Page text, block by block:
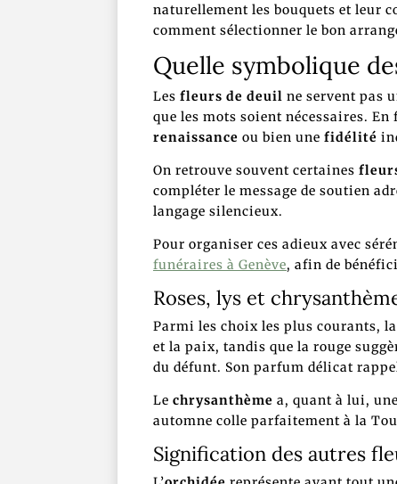
naturellement les bouquets et leur
comment sélectionner le bon
Quelle symbolique
Les fleurs de deuil ne servent pas
que les mots soient nécessaires.
renaissance ou bien une fidélité
On retrouve souvent certaines
compléter le message de soutien
langage silencieux.
Pour organiser ces adieux avec
funéraires à Genève, afin de
Roses, lys et
Parmi les choix les plus courants, la
et la paix, tandis que la rouge
du défunt. Son parfum délicat
Le chrysanthème a, quant à lui,
automne colle parfaitement à la
Signification des autres